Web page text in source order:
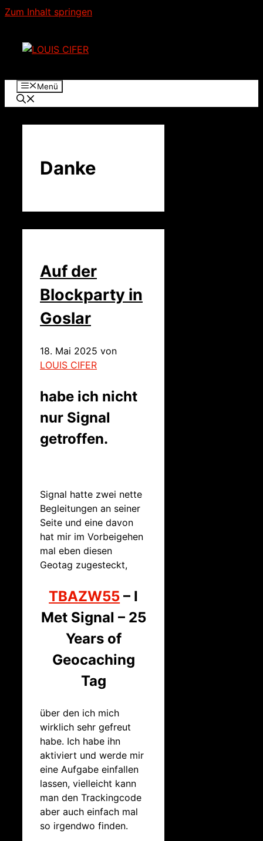
Zum Inhalt springen
Menü
Danke
Auf der
Blockparty in
Goslar
18. Mai 2025 von
LOUIS CIFER
habe ich nicht
nur Signal
getroffen.
Signal hatte zwei nette
Begleitungen an seiner
Seite und eine davon
hat mir im Vorbeigehen
mal eben diesen
Geotag zugesteckt,
TBAZW55 – I
Met Signal – 25
Years of
Geocaching
Tag
über den ich mich
wirklich sehr gefreut
habe. Ich habe ihn
aktiviert und werde mir
eine Aufgabe einfallen
lassen, vielleicht kann
man den Trackingcode
aber auch einfach mal
so irgendwo finden.